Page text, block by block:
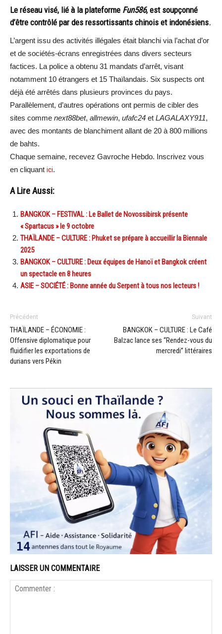
Le réseau visé, lié à la plateforme Fun586, est soupçonné
d’être contrôlé par des ressortissants chinois et indonésiens.
L’argent issu des activités illégales était blanchi via l’achat d’or
et de sociétés-écrans enregistrées dans divers secteurs
factices. La police a obtenu 31 mandats d’arrêt, visant
notamment 10 étrangers et 15 Thaïlandais. Six suspects ont
déjà été arrêtés dans plusieurs provinces du pays.
Parallèlement, d’autres opérations ont permis de cibler des
sites comme next88bet, allmewin, ufafc24 et LAGALAXY911,
avec des montants de blanchiment allant de 20 à 800 millions
de bahts.
Chaque semaine, recevez Gavroche Hebdo. Inscrivez vous
en cliquant ici.
A Lire Aussi:
BANGKOK – FESTIVAL : Le Ballet de Novossibirsk présente
« Spartacus » le 9 octobre
THAÏLANDE – CULTURE : Phuket se prépare à accueillir la Biennale
2025
BANGKOK – CULTURE : Deux équipes de Hanoï et Bangkok créent
un spectacle en 8 heures
ASIE – SOCIÉTÉ : Bonne année du Serpent à tous nos lecteurs !
Précédent
THAÏLANDE – ÉCONOMIE :
Offensive diplomatique pour
fluidifier les exportations de
durians vers Pékin
Suivant
BANGKOK – CULTURE : Le Café
Balzac lance ses “Rendez-vous du
mercredi” littéraires
LAISSER UN COMMENTAIRE